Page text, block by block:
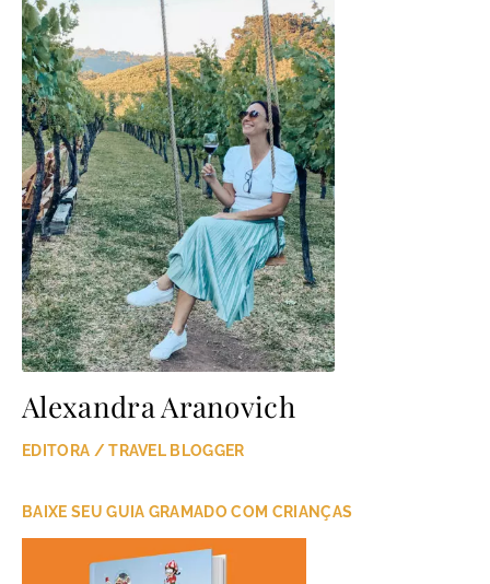
Alexandra Aranovich
EDITORA / TRAVEL BLOGGER
BAIXE SEU GUIA GRAMADO COM CRIANÇAS